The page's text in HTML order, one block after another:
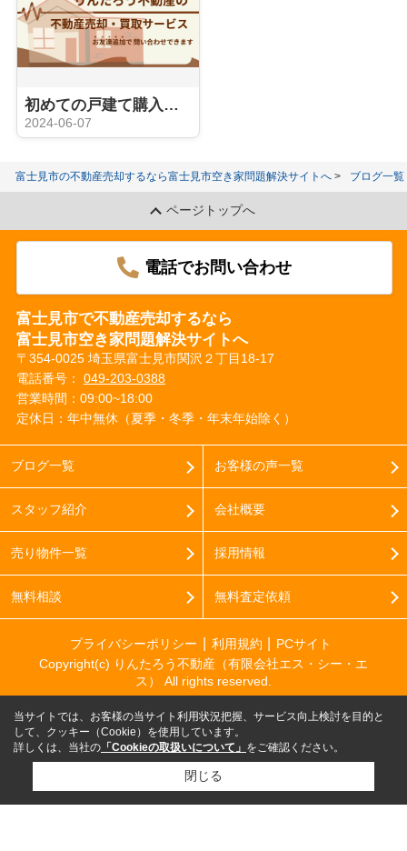
初めての戸建て購入は「りんたろう不動産」で安心！
2024-06-07
富士見市の不動産売却するなら富士見市空き家問題解決サイトへ ブログ一覧
ページトップへ
電話でお問い合わせ
富士見市で不動産売却するなら
富士見市空き家問題解決サイトへ
〒354-0025 埼玉県富士見市関沢２丁目18-17
電話番号： 049-203-0388
営業時間：09:00~18:00
定休日：年中無休（夏季・冬季・年末年始除く）
ブログ一覧
スタッフ紹介
売り物件一覧
無料相談
お客様の声一覧
会社概要
採用情報
無料査定依頼
プライバシーポリシー 利用規約
PCサイト
Copyright(c) りんたろう不動産（有限会社エス・シー・エ
ス） All rights reserved.
当サイトでは、お客様の当サイト利用状況把握、サービス向上検討を目的と
して、クッキー（Cookie）を使用しています。
詳しくは、当社の 「Cookieの取扱いについて」 をご確認ください。
閉じる